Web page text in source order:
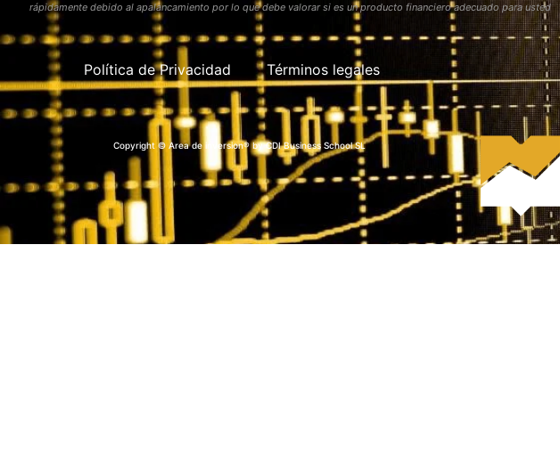
rápidamente debido al apalancamiento por lo que debe valorar si es un producto financiero adecuado para usted
Política de Privacidad Términos legales
Copyright © Area de inversion® by CDI Business School SL